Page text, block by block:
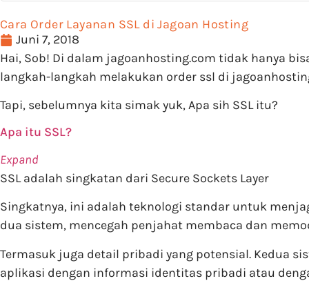
Cara Order Layanan SSL di Jagoan Hosting
Juni 7, 2018
Hai, Sob! Di dalam jagoanhosting.com tidak hanya
langkah-langkah melakukan order ssl di
Tapi, sebelumnya kita simak yuk, Apa sih SSL itu?
Apa itu SSL?
Expand
SSL adalah singkatan dari Secure Sockets Layer
Singkatnya, ini adalah teknologi standar untuk
dua sistem, mencegah penjahat membaca dan
Termasuk juga detail pribadi yang potensial. Kedua
aplikasi dengan informasi identitas pribadi atau